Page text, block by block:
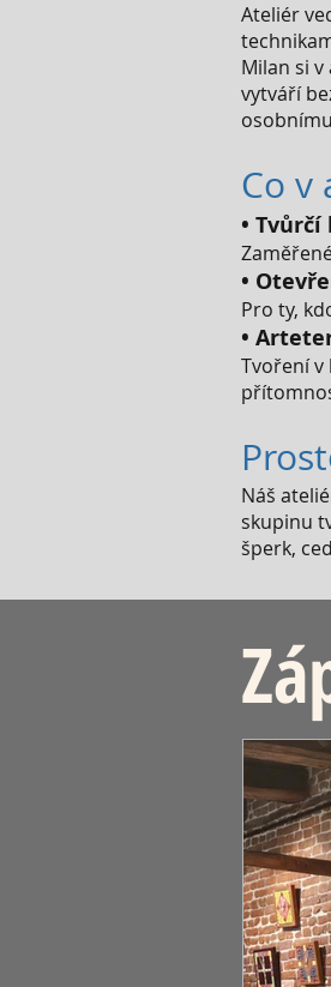
Ateliér
Milan si
vytváří
Co v
•
•
Pro ty,
•
Tvoření
Náš
skupinu
šperk,